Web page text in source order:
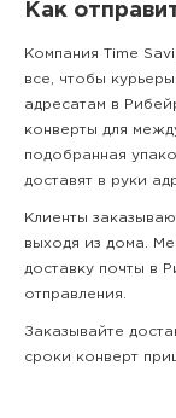
Как
Компания Time
все, чтобы
адресатам в
конверты для
подобранная
доставят в руки
Клиенты
выходя из дома.
доставку почты в
отправления.
Заказывайте
сроки конверт